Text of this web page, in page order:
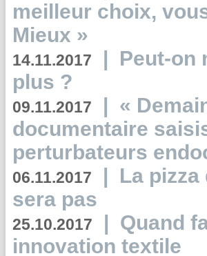
meilleur choix,
Mieux »
14.11.2017 | Peut-on
plus ?
09.11.2017 | «
documentaire
perturbateurs
06.11.2017 | La
sera pas
25.10.2017 | Quand
innovation textile